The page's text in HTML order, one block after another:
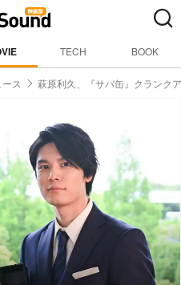
TECH BOOK
ース 萩原利久、『サバ缶』クランク